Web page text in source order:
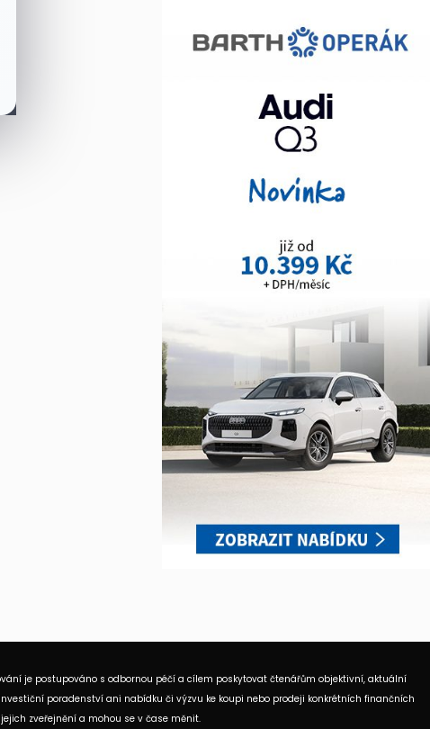
je postupováno s odbornou péčí a cílem poskytovat čtenářům objektivní, aktuální
poradenství ani nabídku či výzvu ke koupi nebo prodeji konkrétních finančních
zveřejnění a mohou se v čase měnit.